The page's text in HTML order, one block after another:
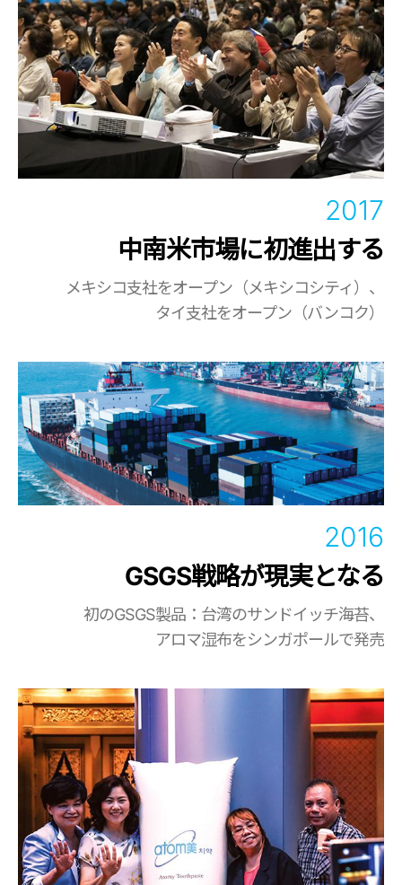
2017
中南米市場に初進出する
メキシコ支社をオープン（メキシコシティ）、
タイ支社をオープン（バンコク）
2016
GSGS戦略が現実となる
初のGSGS製品：台湾のサンドイッチ海苔、
アロマ湿布をシンガポールで発売